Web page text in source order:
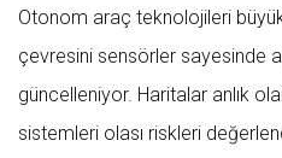
Otonom araç teknolojileri
çevresini sensörler sayesinde
güncelleniyor. Haritalar anlık
sistemleri olası riskleri